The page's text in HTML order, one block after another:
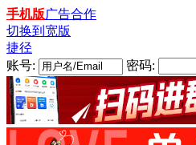
手机版广告合作
切换到宽版
捷径
账号:
密码: